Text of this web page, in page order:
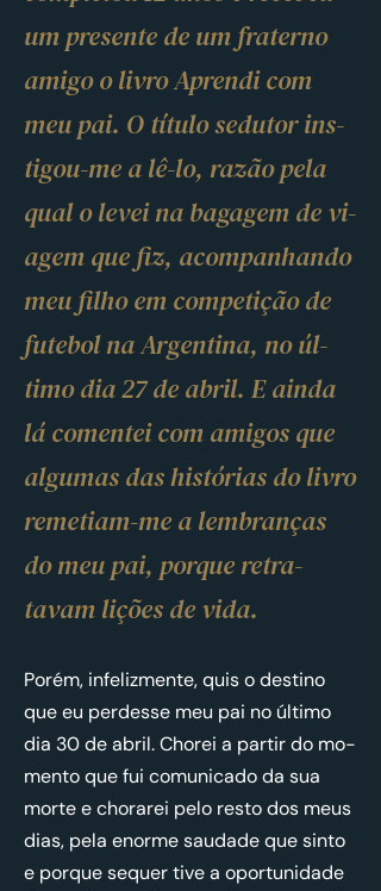
um pre­sente de um fra­terno
amigo o livro Aprendi com
meu pai. O tí­tulo se­dutor ins­
tigou-me a lê-lo, razão pela
qual o levei na ba­gagem de vi­
agem que fiz, acom­pa­nhando
meu filho em com­pe­tição de
fu­tebol na Ar­gen­tina, no úl­
timo dia 27 de abril. E ainda
lá co­mentei com amigos que
al­gumas das his­tó­rias do livro
re­me­tiam-me a lem­branças
do meu pai, porque re­tra­
tavam li­ções de vida.
Porém, in­fe­liz­mente, quis o des­tino
que eu per­desse meu pai no úl­timo
dia 30 de abril. Chorei a partir do mo­
mento que fui co­mu­ni­cado da sua
morte e cho­rarei pelo resto dos meus
dias, pela enorme sau­dade que sinto
e porque se­quer tive a opor­tu­ni­dade